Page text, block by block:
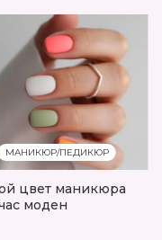
МАНИКЮР/ПЕДИКЮР
цвет маникюра
моден